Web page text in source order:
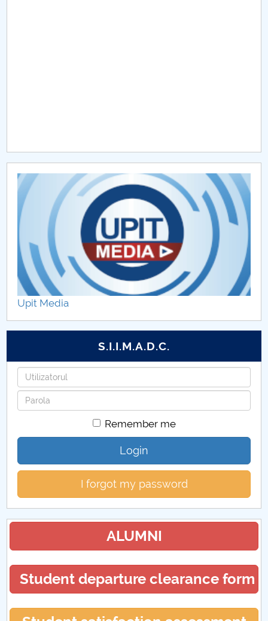
CAR2026
MENIU CANTINA
Tot ce trebuie să știți despre mobilitatile
studentesti Erasmus+
Tot ce trebuie să știți despre mobilitățile
studențești Erasmus+
Selectie studenti
Upit Media
S.I.I.M.A.D.C.
Username
Password
Remember me
Login
I forgot my password
ALUMNI
Student departure clearance form